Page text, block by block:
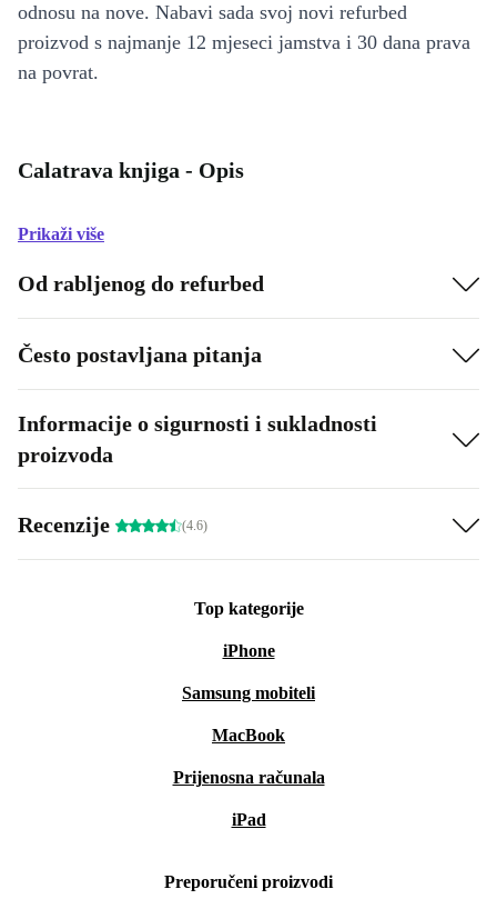
odnosu na nove. Nabavi sada svoj novi refurbed
proizvod s najmanje 12 mjeseci jamstva i 30 dana prava
na povrat.
Calatrava knjiga - Opis
Prikaži više
Od rabljenog do refurbed
Često postavljana pitanja
Informacije o sigurnosti i sukladnosti
proizvoda
Recenzije (4.6)
Top kategorije
iPhone
Samsung mobiteli
MacBook
Prijenosna računala
iPad
Preporučeni proizvodi